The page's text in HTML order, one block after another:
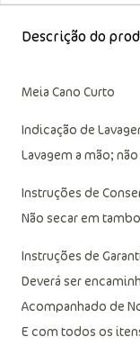
Descrição do
Meia Cano Curto
Indicação de
Lavagem a mão;
Instruções de
Não secar em
Instruções de
Deverá ser
Acompanhado de
E com todos os